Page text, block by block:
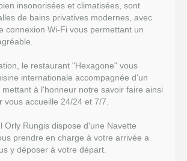
insonorisées et climatisées, sont
de bains privatives modernes, avec
connexion Wi-Fi vous permettant un
le restaurant "Hexagone" vous
internationale accompagnée d'un
à l'honneur notre savoir faire ainsi
vous accueille 24/24 et 7/7.
Orly Rungis dispose d'une Navette
prendre en charge à votre arrivée a
y déposer à votre départ.